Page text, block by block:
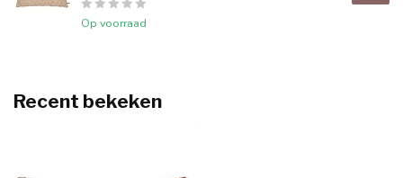
Op voorraad
Recent bekeken